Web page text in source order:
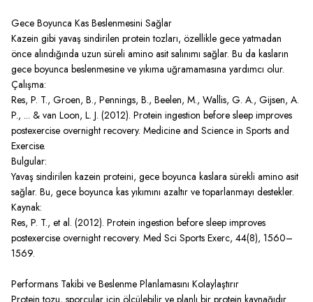
Gece Boyunca Kas Beslenmesini Sağlar
Kazein gibi yavaş sindirilen protein tozları, özellikle gece yatmadan
önce alındığında uzun süreli amino asit salınımı sağlar. Bu da kasların
gece boyunca beslenmesine ve yıkıma uğramamasına yardımcı olur.
Çalışma:
Res, P. T., Groen, B., Pennings, B., Beelen, M., Wallis, G. A., Gijsen, A.
P., ... & van Loon, L. J. (2012). Protein ingestion before sleep improves
postexercise overnight recovery. Medicine and Science in Sports and
Exercise.
Bulgular:
Yavaş sindirilen kazein proteini, gece boyunca kaslara sürekli amino asit
sağlar. Bu, gece boyunca kas yıkımını azaltır ve toparlanmayı destekler.
Kaynak:
Res, P. T., et al. (2012). Protein ingestion before sleep improves
postexercise overnight recovery. Med Sci Sports Exerc, 44(8), 1560–
1569.
Performans Takibi ve Beslenme Planlamasını Kolaylaştırır
Protein tozu, sporcular için ölçülebilir ve planlı bir protein kaynağıdır.